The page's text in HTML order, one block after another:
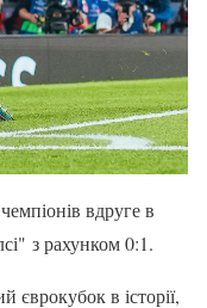
вдруге в
з рахунком 0:1.
єврокубок в історії,